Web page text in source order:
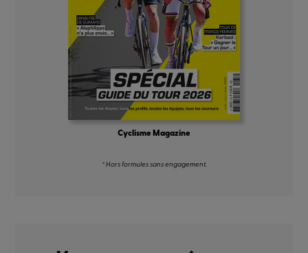
Cyclisme Magazine
* Hors formules sans engagement.